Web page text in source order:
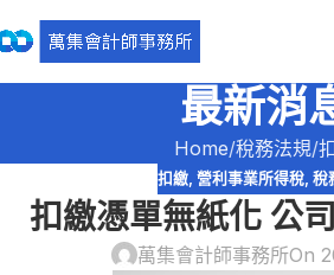
最新消
Home 稅務法規
扣繳, 營利事業所得稅, 稅
扣繳憑單無紙化 公
萬集會計師事務所On